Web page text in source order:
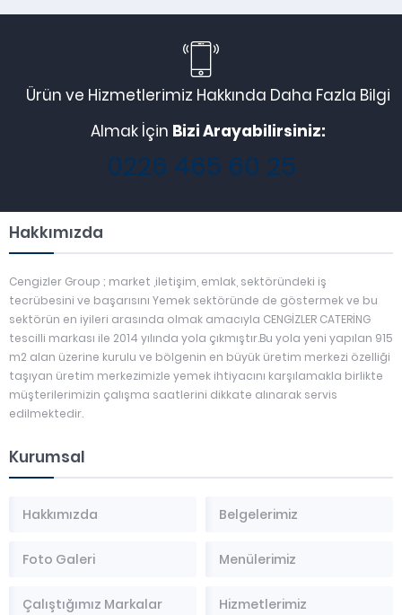
Ürün ve Hizmetlerimiz Hakkında Daha Fazla Bilgi
Almak İçin Bizi Arayabilirsiniz:
0226 465 60 25
Hakkımızda
Cengizler Group ; market ,iletişim, emlak, sektöründeki iş
tecrübesini ve başarısını Yemek sektöründe de göstermek ve bu
sektörün en iyileri arasında olmak amacıyla CENGİZLER CATERİNG
tescilli markası ile 2014 yılında yola çıkmıştır.Bu yola yeni yapılan 915
m2 alan üzerine kurulu ve bölgenin en büyük üretim merkezi özelliği
taşıyan üretim merkezimizle yemek ihtiyacını karşılamakla birlikte
müşterilerimizin çalışma saatlerini dikkate alınarak servis
edilmektedir.
Kurumsal
Hakkımızda Belgelerimiz
Foto Galeri Menülerimiz
Çalıştığımız Markalar Hizmetlerimiz